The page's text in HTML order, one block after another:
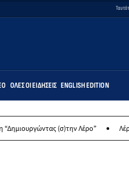
ΌΛΕΣ ΟΙ ΕΙΔΉΣΕΙΣ ENGLISH EDITION
(σ)την Λέρο” Λέρος: